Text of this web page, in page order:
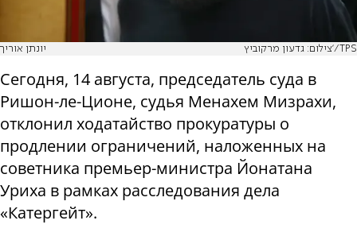
יונתן אוריך צילום: גדעון מרקוביץ'/TPS
Сегодня, 14 августа, председатель суда в
Ришон-ле-Ционе, судья Менахем Мизрахи,
отклонил ходатайство прокуратуры о
продлении ограничений, наложенных на
советника премьер-министра Йонатана
Уриха в рамках расследования дела
«Катергейт».